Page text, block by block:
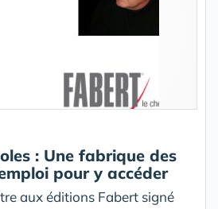
: Une fabrique des
pour y accéder
aux éditions Fabert signé